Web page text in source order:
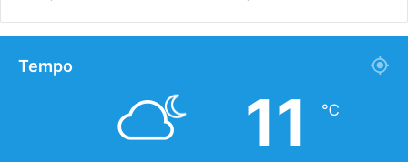
Tempo
11 ℃